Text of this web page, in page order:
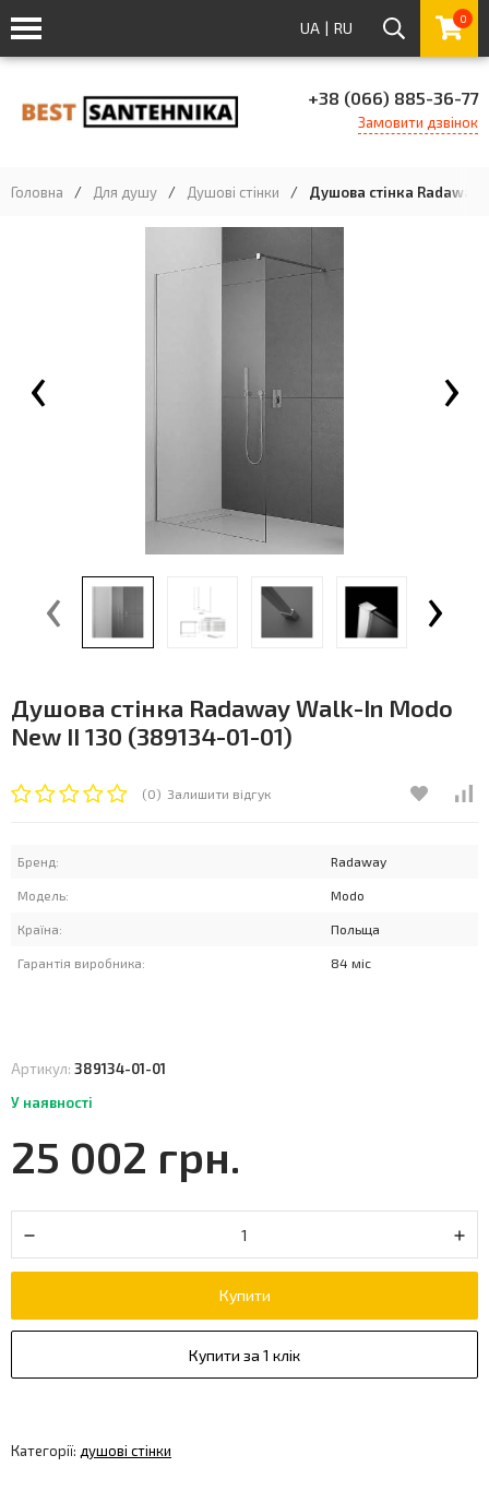
UA | RU 0
+38 (066) 885-36-77
Замовити дзвінок
Головна / Для душу / Душові стінки / Душова стінка Radaway
‹ ›
‹ ›
Душова стінка Radaway Walk-In Modo
New II 130 (389134-01-01)
(0) Залишити відгук
Бренд: Radaway
Модель: Modo
Країна: Польща
Гарантія виробника: 84 міс
Артикул: 389134-01-01
У наявності
25 002 грн.
Купити
Купити за 1 клік
Категорії: душові стінки